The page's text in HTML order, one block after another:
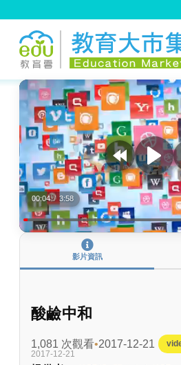
:::
00:04 / 3:58
影片資訊
酸鹼中和
1,081 次觀看 2017-12-21
2017-12-21